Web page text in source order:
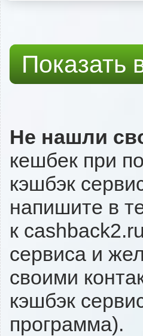
Показать
Не нашли
кешбек при
кэшбэк
напишите в
к
сервиса и
своими
кэшбэк
программа).